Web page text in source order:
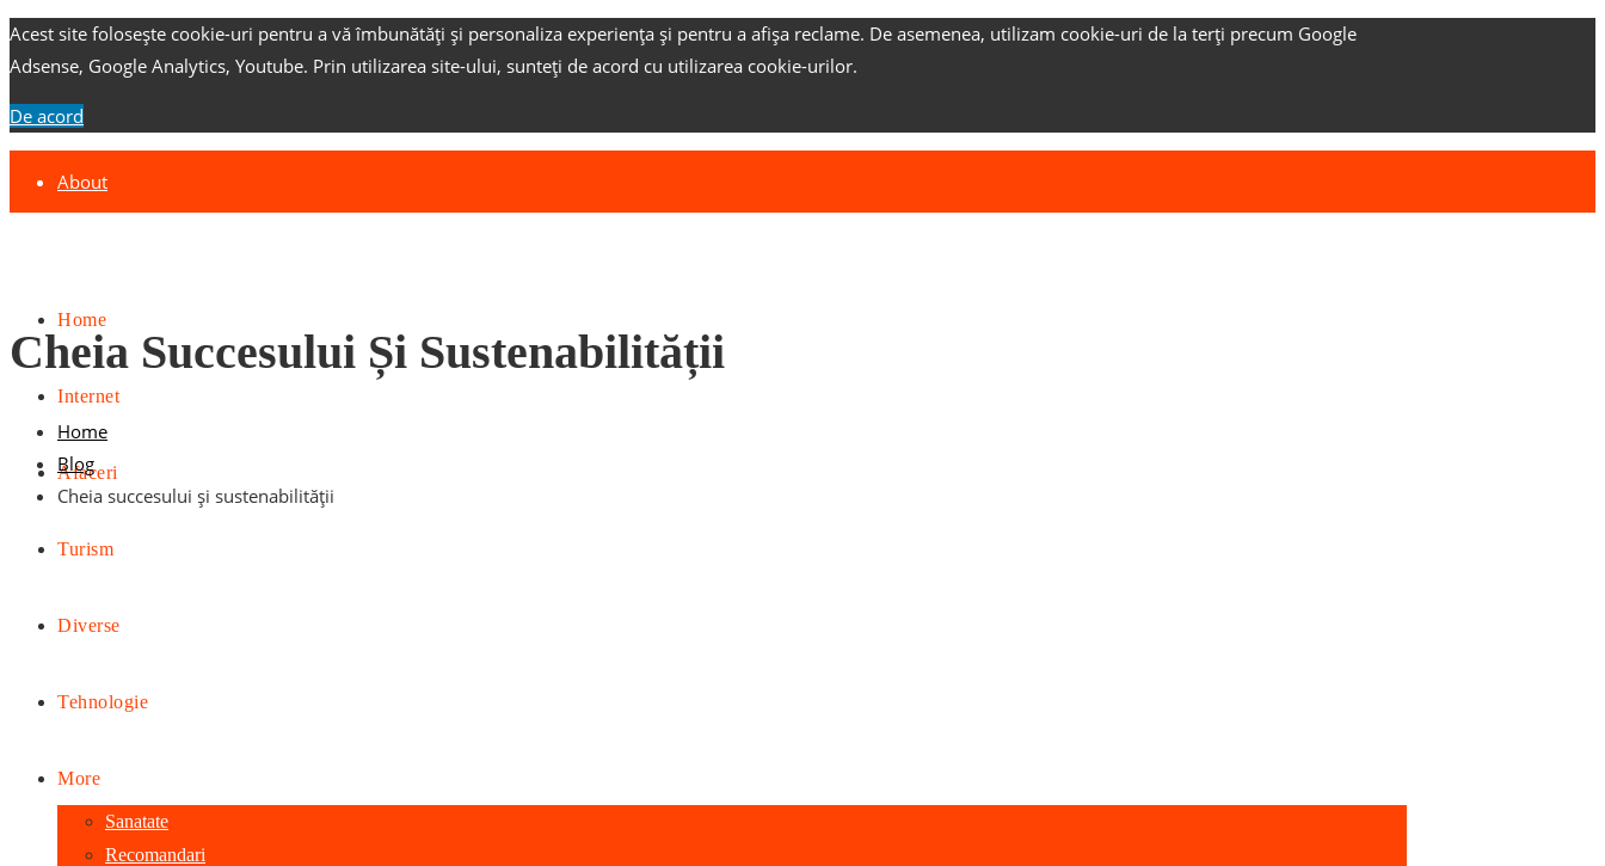
Acest site folosește cookie-uri pentru a vă îmbunătăți și personaliza experiența și pentru a afișa reclame. De asemenea, utilizam cookie-uri de la terți precum Google
Adsense, Google Analytics, Youtube. Prin utilizarea site-ului, sunteți de acord cu utilizarea cookie-urilor.
De acord
About
Home
Internet
Afaceri
Turism
Diverse
Tehnologie
More
Sanatate
Recomandari
Cheia Succesului Și Sustenabilității
Home
Blog
Cheia succesului și sustenabilității